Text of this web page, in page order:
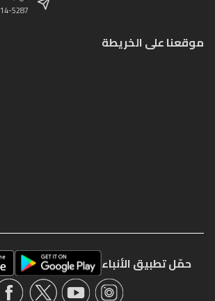
14-5287 المزرعة
موقعنا على الخريطة
حمّل تطبيق الأنباء